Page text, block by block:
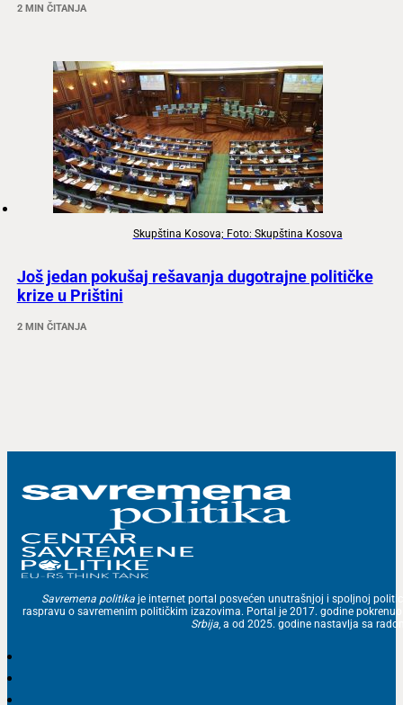
2 MIN ČITANJA
Skupština Kosova; Foto: Skupština Kosova
Još jedan pokušaj rešavanja dugotrajne političke
krize u Prištini
2 MIN ČITANJA
Savremena politika je internet portal posvećen unutrašnjoj i spoljnoj
raspravu o savremenim političkim izazovima. Portal je 2017. godine
Srbija , a od 2025. godine nastavlja sa